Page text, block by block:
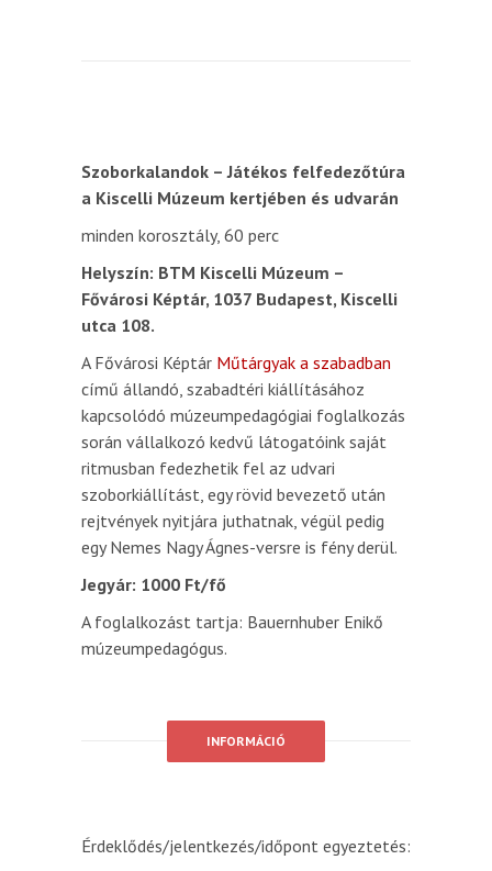
Szoborkalandok –Játékos felfedezőtúra
a Kiscelli Múzeum kertjében és udvarán
minden korosztály, 60 perc
Helyszín: BTM Kiscelli Múzeum –
Fővárosi Képtár, 1037 Budapest, Kiscelli
utca 108.
A Fővárosi Képtár Műtárgyak a szabadban
című állandó, szabadtéri kiállításához
kapcsolódó múzeumpedagógiai foglalkozás
során vállalkozó kedvű látogatóink saját
ritmusban fedezhetik fel az udvari
szoborkiállítást, egy rövid bevezető után
rejtvények nyitjára juthatnak, végül pedig
egy Nemes Nagy Ágnes-versre is fény derül.
Jegyár: 1000 Ft/fő
A foglalkozást tartja: Bauernhuber Enikő
múzeumpedagógus.
INFORMÁCIÓ
Érdeklődés/jelentkezés/időpont egyeztetés: